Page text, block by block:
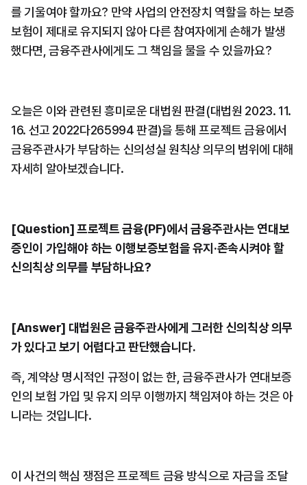
를 기울여야 할까요? 만약 사업의 안전장치 역할을 하는 보증
보험이 제대로 유지되지 않아 다른 참여자에게 손해가 발생
했다면, 금융주관사에게도 그 책임을 물을 수 있을까요?
오늘은 이와 관련된 흥미로운 대법원 판결(대법원 2023. 11.
16. 선고 2022다265994 판결)을 통해 프로젝트 금융에서
금융주관사가 부담하는 신의성실 원칙상 의무의 범위에 대해
자세히 알아보겠습니다.
[Question] 프로젝트 금융(PF)에서 금융주관사는 연대보
증인이 가입해야 하는 이행보증보험을 유지·존속시켜야 할
신의칙상 의무를 부담하나요?
[Answer] 대법원은 금융주관사에게 그러한 신의칙상 의무
가 있다고 보기 어렵다고 판단했습니다.
즉, 계약상 명시적인 규정이 없는 한, 금융주관사가 연대보증
인의 보험 가입 및 유지 의무 이행까지 책임져야 하는 것은 아
니라는 것입니다.
이 사건의 핵심 쟁점은 프로젝트 금융 방식으로 자금을 조달